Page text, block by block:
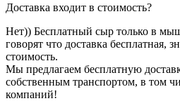
Доставка входит в стоимость?
Нет)) Бесплатный сыр только в
говорят что доставка бесплатная,
стоимость.
Мы предлагаем бесплатную
собственным транспортом, в том
компаний!